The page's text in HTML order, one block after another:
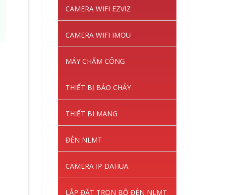
CAMERA WIFI EZVIZ
CAMERA WIFI IMOU
MÁY CHẤM CÔNG
THIẾT BỊ BÁO CHÁY
THIẾT BI MẠNG
ĐÈN NLMT
CAMERA IP DAHUA
LẮP ĐẶT TRỌN BỘ ĐÈN NLMT